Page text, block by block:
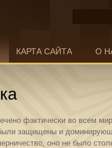
КАРТА САЙТА О
фактически во всем
защищены и
оно не было